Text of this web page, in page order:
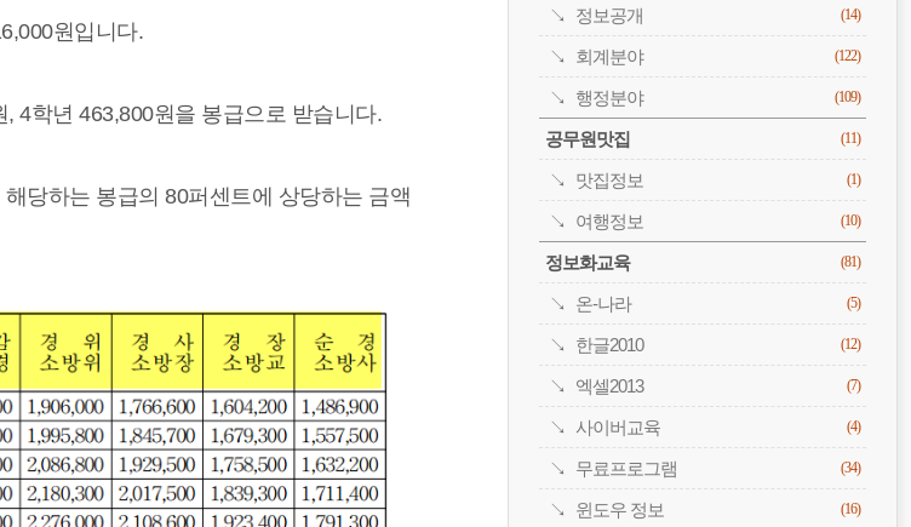
원입니다.
4학년 463,800원을 봉급으로 받습니다.
당하는 봉급의 80퍼센트에 상당하는 금액
정보공개 (14)
회계분야 (122)
행정분야 (109)
공무원맛집 (11)
맛집정보 (1)
여행정보 (10)
정보화교육 (81)
온-나라 (5)
한글2010 (12)
엑셀2013 (7)
사이버교육 (4)
무료프로그램 (34)
윈도우 정보 (16)